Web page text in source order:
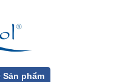
Sản phẩm